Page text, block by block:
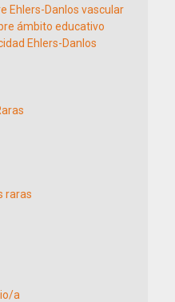
Ehlers-Danlos vascular
ámbito educativo
Ehlers-Danlos
raras
a